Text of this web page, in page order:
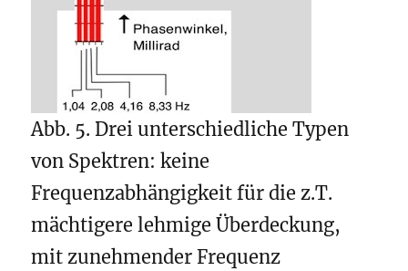
Abb. 5. Drei unterschiedliche Typen
von Spektren: keine
Frequenzabhängigkeit für die z.T.
mächtigere lehmige Überdeckung,
mit zunehmender Frequenz